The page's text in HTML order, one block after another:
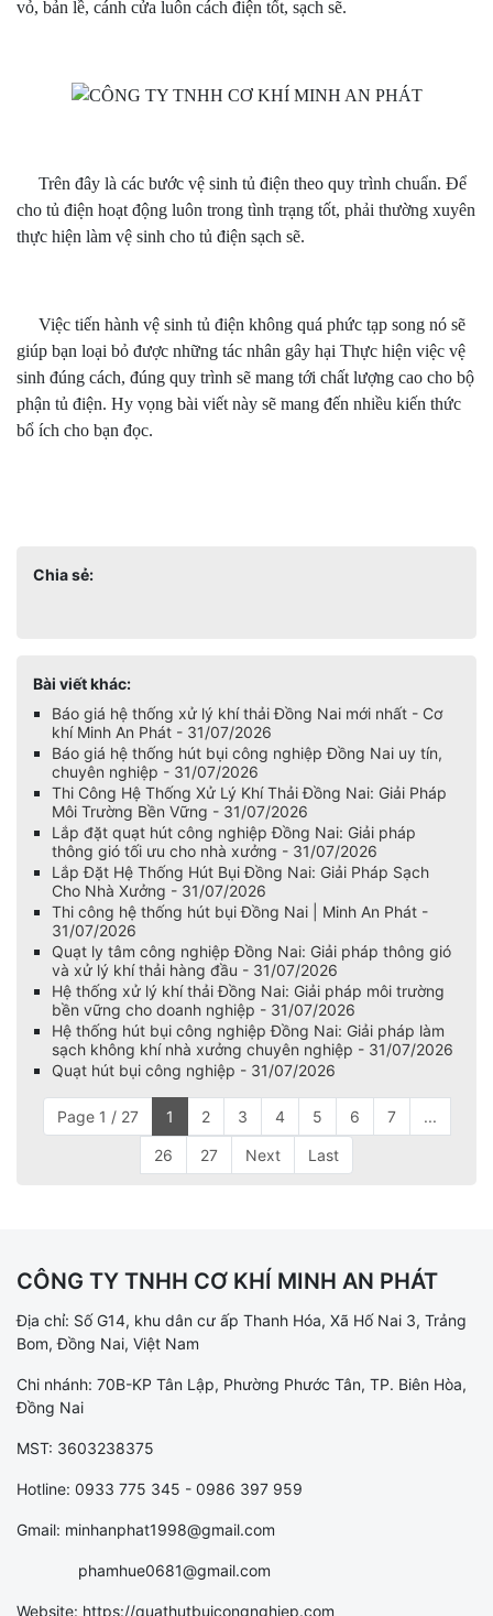
vỏ, bản lề, cánh cửa luôn cách điện tốt, sạch sẽ.
Trên đây là các bước vệ sinh tủ điện theo quy trình chuẩn. Để
cho tủ điện hoạt động luôn trong tình trạng tốt, phải thường xuyên
thực hiện làm vệ sinh cho tủ điện sạch sẽ.
Việc tiến hành vệ sinh tủ điện không quá phức tạp song nó sẽ
giúp bạn loại bỏ được những tác nhân gây hại Thực hiện việc vệ
sinh đúng cách, đúng quy trình sẽ mang tới chất lượng cao cho bộ
phận tủ điện. Hy vọng bài viết này sẽ mang đến nhiều kiến thức
bổ ích cho bạn đọc.
Chia sẻ:
Bài viết khác:
Báo giá hệ thống xử lý khí thải Đồng Nai mới nhất - Cơ
khí Minh An Phát - 31/07/2026
Báo giá hệ thống hút bụi công nghiệp Đồng Nai uy tín,
chuyên nghiệp - 31/07/2026
Thi Công Hệ Thống Xử Lý Khí Thải Đồng Nai: Giải Pháp
Môi Trường Bền Vững - 31/07/2026
Lắp đặt quạt hút công nghiệp Đồng Nai: Giải pháp
thông gió tối ưu cho nhà xưởng - 31/07/2026
Lắp Đặt Hệ Thống Hút Bụi Đồng Nai: Giải Pháp Sạch
Cho Nhà Xưởng - 31/07/2026
Thi công hệ thống hút bụi Đồng Nai | Minh An Phát -
31/07/2026
Quạt ly tâm công nghiệp Đồng Nai: Giải pháp thông gió
và xử lý khí thải hàng đầu - 31/07/2026
Hệ thống xử lý khí thải Đồng Nai: Giải pháp môi trường
bền vững cho doanh nghiệp - 31/07/2026
Hệ thống hút bụi công nghiệp Đồng Nai: Giải pháp làm
sạch không khí nhà xưởng chuyên nghiệp - 31/07/2026
Quạt hút bụi công nghiệp - 31/07/2026
Page 1 / 27 1 2 3 4 5 6 7 ...
26 27 Next Last
CÔNG TY TNHH CƠ KHÍ MINH AN PHÁT
Địa chỉ: Số G14, khu dân cư ấp Thanh Hóa, Xã Hố Nai 3, Trảng
Bom, Đồng Nai, Việt Nam
Chi nhánh: 70B-KP Tân Lập, Phường Phước Tân, TP. Biên Hòa,
Đồng Nai
MST: 3603238375
Hotline: 0933 775 345 - 0986 397 959
Gmail: minhanphat1998@gmail.com
phamhue0681@gmail.com
Website: https://quathutbuicongnghiep.com